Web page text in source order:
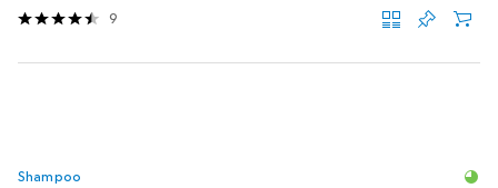
9
Shampoo